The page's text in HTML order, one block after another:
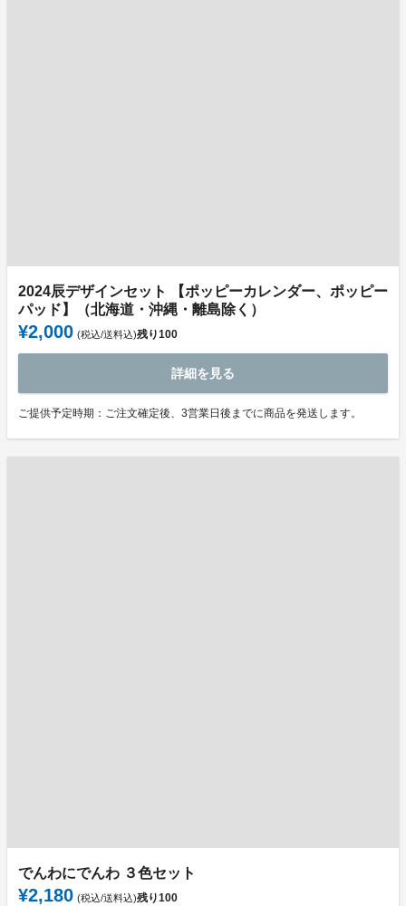
2024辰デザインセット 【ポッピーカレンダー、ポッピー
パッド】（北海道・沖縄・離島除く）
¥2,000 (税込/送料込)残り100
詳細を見る
ご提供予定時期：ご注文確定後、3営業日後までに商品を発送します。
でんわにでんわ ３色セット
¥2,180 (税込/送料込)残り100